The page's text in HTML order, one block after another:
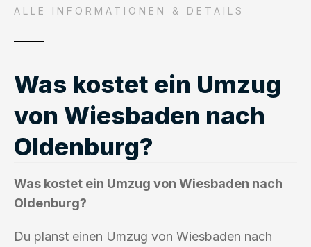
ALLE INFORMATIONEN & DETAILS
Was kostet ein Umzug
von Wiesbaden nach
Oldenburg?
Was kostet ein Umzug von Wiesbaden nach
Oldenburg?
Du planst einen Umzug von Wiesbaden nach